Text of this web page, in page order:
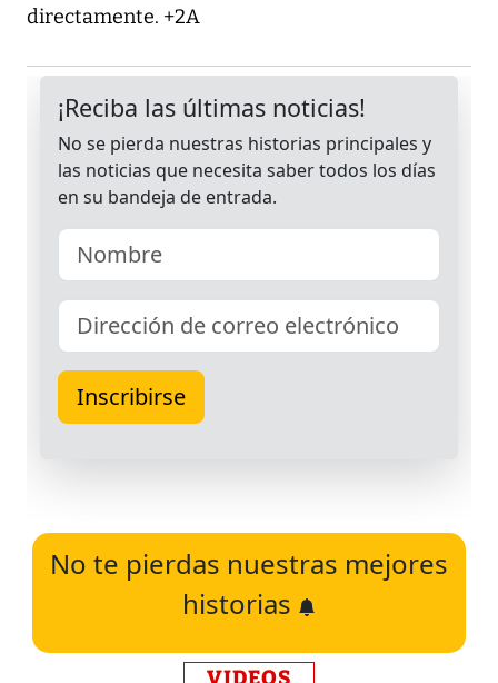
directamente. +2A
No te pierdas nuestras mejores
historias